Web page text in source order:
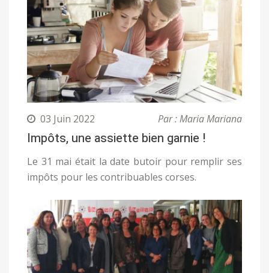
03 Juin 2022 Par : Maria Mariana
Impôts, une assiette bien garnie !
Le 31 mai était la date butoir pour remplir ses
impôts pour les contribuables corses.